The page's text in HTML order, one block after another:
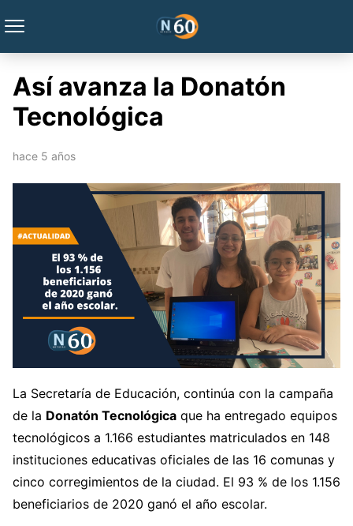
Así avanza la Donatón
Tecnológica
hace 5 años
La Secretaría de Educación, continúa con la campaña
de la Donatón Tecnológica que ha entregado equipos
tecnológicos a 1.166 estudiantes matriculados en 148
instituciones educativas oficiales de las 16 comunas y
cinco corregimientos de la ciudad. El 93 % de los 1.156
beneficiarios de 2020 ganó el año escolar.